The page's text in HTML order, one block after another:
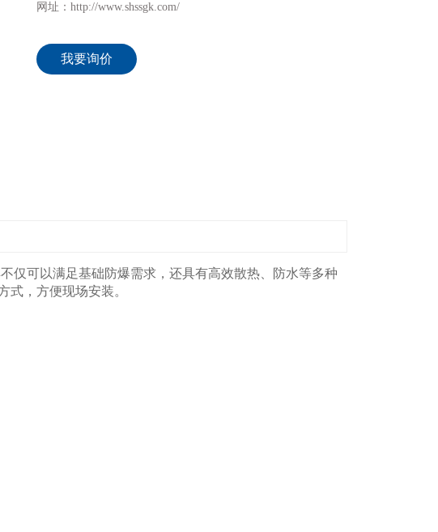
网址：http://www.shssgk.com/
我要询价
仅可以满足基础防爆需求，还具有高效散热、防水等多种
式，方便现场安装。